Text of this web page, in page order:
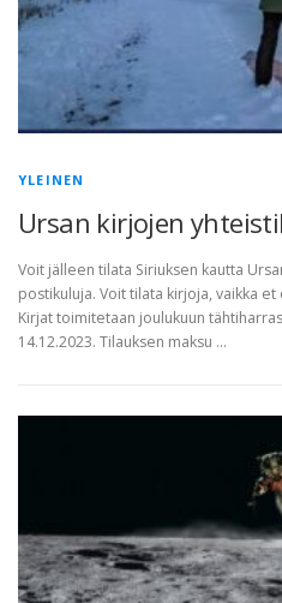
YLEINEN
Ursan kirjojen
Voit jälleen tilata Siriuksen kautta
postikuluja. Voit tilata kirjoja, vaikka
Kirjat toimitetaan joulukuun
14.12.2023. Tilauksen maksu …